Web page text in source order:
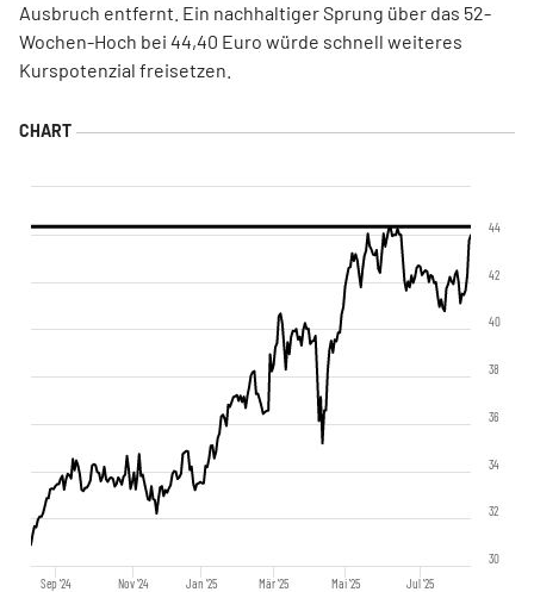
Ausbruch entfernt. Ein nachhaltiger Sprung über das 52-
Wochen-Hoch bei 44,40 Euro würde schnell weiteres
Kurspotenzial freisetzen.
Sep '24 Nov '24 Jan '25 Mär '25 Mai '25 Jul '25
30
32
34
36
38
40
42
44